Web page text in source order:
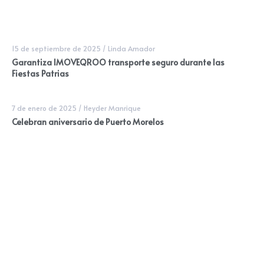
15 de septiembre de 2025 / Linda Amador
Garantiza IMOVEQROO transporte seguro durante las
Fiestas Patrias
7 de enero de 2025 / Heyder Manrique
Celebran aniversario de Puerto Morelos